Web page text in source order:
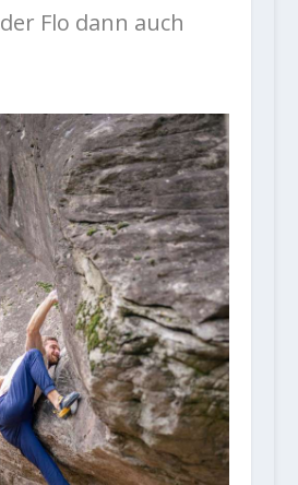
Flo dann auch